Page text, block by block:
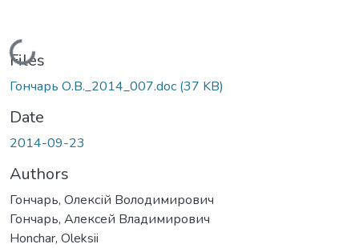
Loading...
Files
Гончарь О.В._2014_007.doc (37 KB)
Date
2014-09-23
Authors
Гончарь, Олексій Володимирович
Гончарь, Алексей Владимирович
Honchar, Oleksii